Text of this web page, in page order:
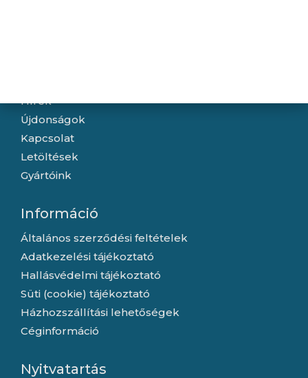
Hírek
Újdonságok
Kapcsolat
Letöltések
Gyártóink
Információ
Általános szerződési feltételek
Adatkezelési tájékoztató
Hallásvédelmi tájékoztató
Süti (cookie) tájékoztató
Házhozszállítási lehetőségek
Céginformáció
Nyitvatartás